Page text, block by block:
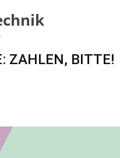
ZAHLEN, BITTE!